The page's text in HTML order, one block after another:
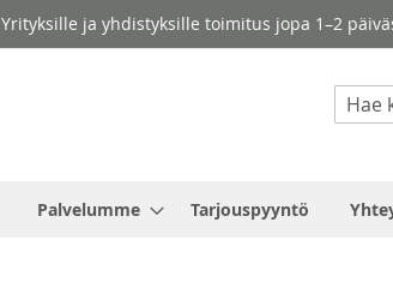
Yrityksille ja yhdistyksille toimitus jopa 1–2
Haku
Palvelumme Tarjouspyyntö